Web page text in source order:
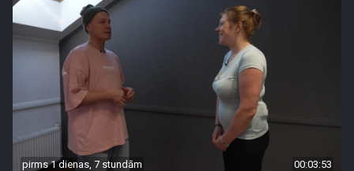
pirms 1 dienas, 7 stundām 00:03:53